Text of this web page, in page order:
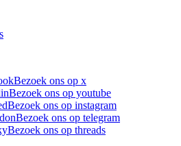
Bezoek ons op x
Bezoek ons op youtube
Bezoek ons op instagram
Bezoek ons op telegram
Bezoek ons op threads